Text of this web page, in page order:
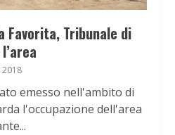
Favorita, Tribunale di
2018
emesso nell'ambito di
l'occupazione dell'area